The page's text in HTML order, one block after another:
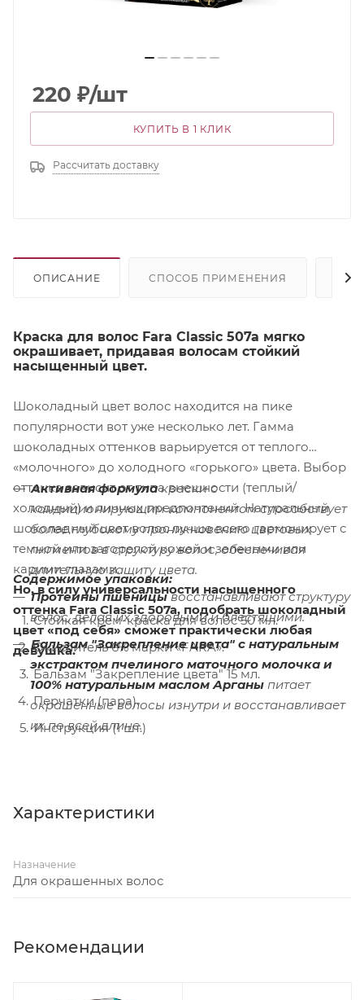
220 ₽/шт
КУПИТЬ В 1 КЛИК
Рассчитать доставку
ОПИСАНИЕ СПОСОБ ПРИМЕНЕНИЯ
Краска для волос Fara Classic 507а мягко
окрашивает, придавая волосам стойкий
насыщенный цвет.
Шоколадный цвет волос находится на пике
популярности вот уже несколько лет. Гамма
шоколадных оттенков варьируется от теплого
«молочного» до холодного «горького» цвета. Выбор
оттенка зависит от типа внешности (теплый/
холодный) и личных предпочтений. Натуральный
шоколадный цвет волос лучше всего гармонирует с
темной или загорелой кожей и зелеными или
карими глазами.
Но, в силу универсальности насыщенного
оттенка Fara Classic 507а, подобрать шоколадный
цвет «под себя» сможет практически любая
девушка.
Активная формулакраски с
кондиционирующим компонентом способствует
более глубокому проникновению цветовых
пигментов в структуру волос, обеспечивая
длительную защиту цвета.
Протеины пшеницывосстанавливают структуру
волос, делая их здоровыми и блестящими.
Бальзам "Закрепление цвета" с натуральным
экстрактом пчелиного маточного молочка и
100% натуральным маслом Арганы питает
окрашенные волосы изнутри и восстанавливает
их по всей длине.
Содержимое упаковки:
Стойкая крем-краска для волос 50 мл.
Окислитель 6% марки «FARA».
Бальзам "Закрепление цвета" 15 мл.
Перчатки (пара).
Инструкция (1 шт.)
Характеристики
Назначение
Для окрашенных волос
Рекомендации